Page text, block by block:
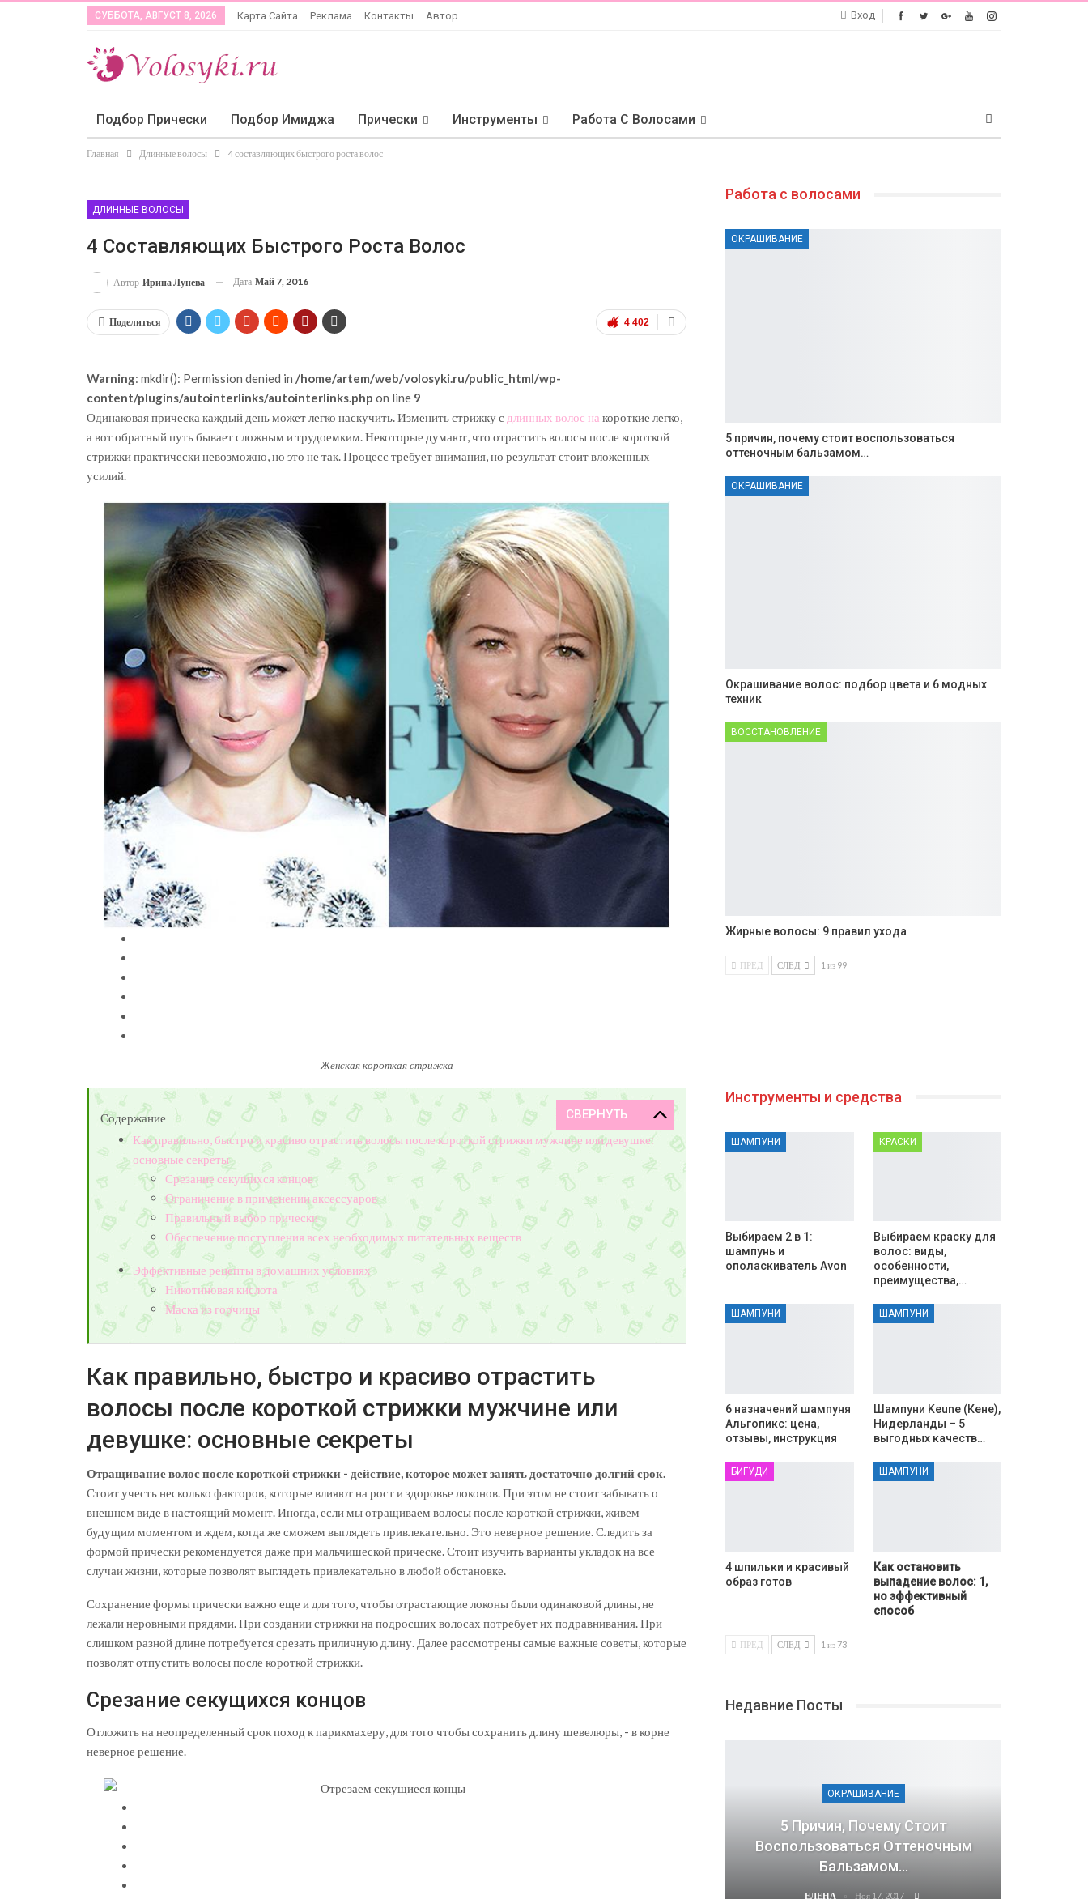
Вход
СУББОТА, АВГУСТ 8, 2026 Карта Сайта Реклама Контакты Автор
Подбор Прически Подбор Имиджа Прически Инструменты Работа С Волосами
Главная Длинные волосы 4 составляющих быстрого роста волос
ДЛИННЫЕ ВОЛОСЫ
4 Составляющих Быстрого Роста Волос
Автор Ирина Лунева Дата Май 7, 2016
4 402
Поделиться
Warning: mkdir(): Permission denied in /home/artem/web/volosyki.ru/public_html/wp-
content/plugins/autointerlinks/autointerlinks.php on line 9
Одинаковая прическа каждый день может легко наскучить. Изменить стрижку с длинных волос на короткие легко,
а вот обратный путь бывает сложным и трудоемким. Некоторые думают, что отрастить волосы после короткой
стрижки практически невозможно, но это не так. Процесс требует внимания, но результат стоит вложенных
усилий.
Женская короткая стрижка
Содержание
Как правильно, быстро и красиво отрастить волосы после короткой стрижки мужчине или девушке:
основные секреты
Срезание секущихся концов
Ограничение в применении аксессуаров
Правильный выбор прически
Обеспечение поступления всех необходимых питательных веществ
Эффективные рецепты в домашних условиях
Никотиновая кислота
Маска из горчицы
Как правильно, быстро и красиво отрастить
волосы после короткой стрижки мужчине или
девушке: основные секреты
Отращивание волос после короткой стрижки - действие, которое может занять достаточно долгий срок.
Стоит учесть несколько факторов, которые влияют на рост и здоровье локонов. При этом не стоит забывать о
внешнем виде в настоящий момент. Иногда, если мы отращиваем волосы после короткой стрижки, живем
будущим моментом и ждем, когда же сможем выглядеть привлекательно. Это неверное решение. Следить за
формой прически рекомендуется даже при мальчишеской прическе. Стоит изучить варианты укладок на все
случаи жизни, которые позволят выглядеть привлекательно в любой обстановке.
Сохранение формы прически важно еще и для того, чтобы отрастающие локоны были одинаковой длины, не
лежали неровными прядями. При создании стрижки на подросших волосах потребует их подравнивания. При
слишком разной длине потребуется срезать приличную длину. Далее рассмотрены самые важные советы, которые
позволят отпустить волосы после короткой стрижки.
Срезание секущихся концов
Отложить на неопределенный срок поход к парикмахеру, для того чтобы сохранить длину шевелюры, - в корне
неверное решение.
Работа с волосами
ОКРАШИВАНИЕ
5 причин, почему стоит воспользоваться
оттеночным бальзамом…
ОКРАШИВАНИЕ
Окрашивание волос: подбор цвета и 6 модных
техник
ВОССТАНОВЛЕНИЕ
Жирные волосы: 9 правил ухода
ПРЕД СЛЕД 1 из 99
Инструменты и средства
ШАМПУНИ
Выбираем 2 в 1:
шампунь и
ополаскиватель Avon
КРАСКИ
Выбираем краску для
волос: виды,
особенности,
преимущества,…
ШАМПУНИ
6 назначений шампуня
Альгопикс: цена,
отзывы, инструкция
ШАМПУНИ
Шампуни Keune (Кене),
Нидерланды – 5
выгодных качеств…
БИГУДИ
4 шпильки и красивый
образ готов
ШАМПУНИ
Как остановить
выпадение волос: 1,
но эффективный
способ
ПРЕД СЛЕД 1 из 73
Недавние Посты
ОКРАШИВАНИЕ
5 Причин, Почему Стоит
Воспользоваться Оттеночным
Бальзамом…
ЕЛЕНА Ноя 17, 2017